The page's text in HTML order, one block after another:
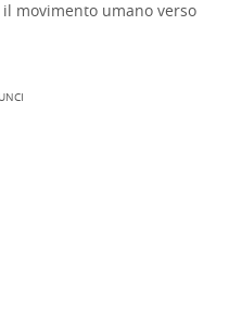
movimento umano verso